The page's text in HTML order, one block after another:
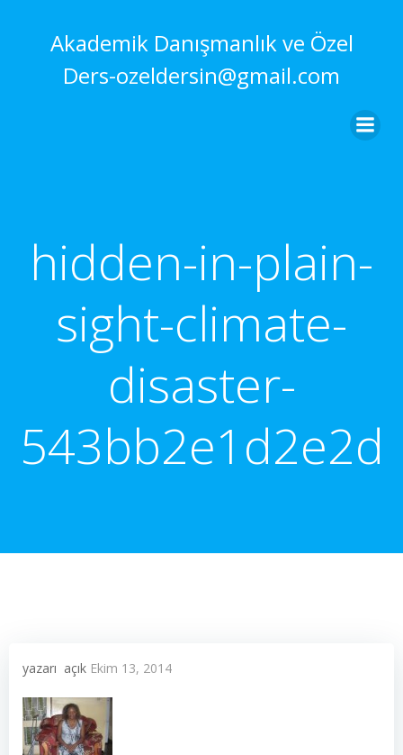
Akademik Danışmanlık ve Özel
Ders-ozeldersin@gmail.com
hidden-in-plain-
sight-climate-
disaster-
543bb2e1d2e2d
yazarı açık Ekim 13, 2014